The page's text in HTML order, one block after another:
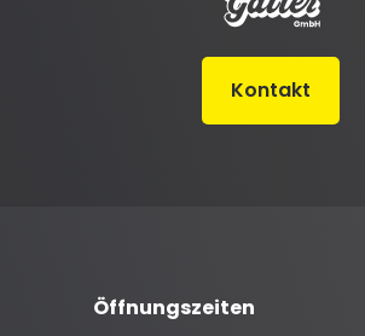
Kontakt
Öffnungszeiten